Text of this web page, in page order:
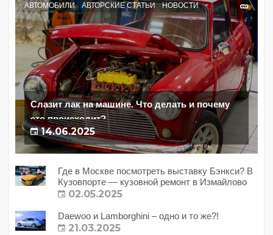
АВТОМОБИЛИ АВТОРСКИЕ СТАТЬИ НОВОСТИ
Слазит лак на машине. Что делать и почему
это происходит?
14.06.2025
Где в Москве посмотреть выставку Бэнкси? В
Кузовпорте — кузовной ремонт в Измайлово
02.05.2025
Daewoo и Lamborghini – одно и то же?!
21.03.2025